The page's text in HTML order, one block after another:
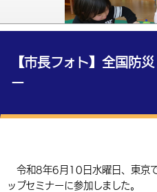
英語（English）
X (Twitter)
総合メニュー
くらしの情報
届出・登録・証明
税金
事業者の方へ
農林水産業
施設情報
観光・移住
【市長フォト】全国防
ー
令和8年6月10日水曜日、東京
ップセミナーに参加しました。